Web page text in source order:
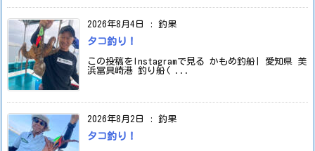
2026年8月4日 : 釣果
タコ釣り！
この投稿をInstagramで見る かもめ釣船| 愛知県 美
浜冨具崎港 釣り船( ...
2026年8月2日 : 釣果
タコ釣り！